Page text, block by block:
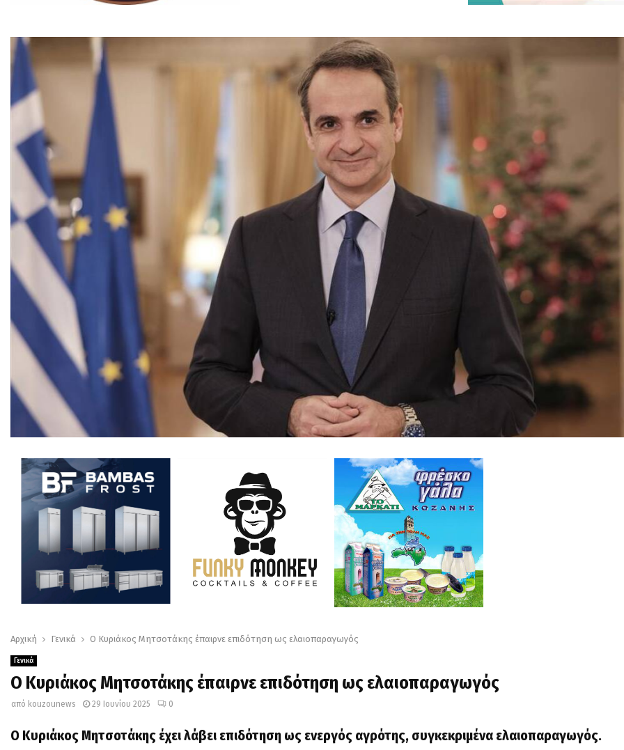
Αρχική Γενικά Ο Κυριάκος Μητσοτάκης έπαιρνε επιδότηση ως ελαιοπαραγωγός
Γενικά
Ο Κυριάκος Μητσοτάκης έπαιρνε επιδότηση ως ελαιοπαραγωγός
από kouzounews 29 Ιουνίου 2025 0
Ο Κυριάκος Μητσοτάκης έχει λάβει επιδότηση ως ενεργός αγρότης, συγκεκριμένα ελαιοπαραγωγός.